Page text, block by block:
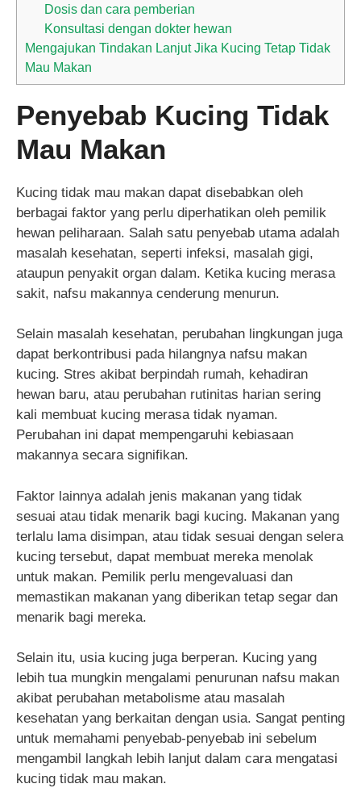
Dosis dan cara pemberian
Konsultasi dengan dokter hewan
Mengajukan Tindakan Lanjut Jika Kucing Tetap Tidak
Mau Makan
Penyebab Kucing Tidak
Mau Makan
Kucing tidak mau makan dapat disebabkan oleh
berbagai faktor yang perlu diperhatikan oleh pemilik
hewan peliharaan. Salah satu penyebab utama adalah
masalah kesehatan, seperti infeksi, masalah gigi,
ataupun penyakit organ dalam. Ketika kucing merasa
sakit, nafsu makannya cenderung menurun.
Selain masalah kesehatan, perubahan lingkungan juga
dapat berkontribusi pada hilangnya nafsu makan
kucing. Stres akibat berpindah rumah, kehadiran
hewan baru, atau perubahan rutinitas harian sering
kali membuat kucing merasa tidak nyaman.
Perubahan ini dapat mempengaruhi kebiasaan
makannya secara signifikan.
Faktor lainnya adalah jenis makanan yang tidak
sesuai atau tidak menarik bagi kucing. Makanan yang
terlalu lama disimpan, atau tidak sesuai dengan selera
kucing tersebut, dapat membuat mereka menolak
untuk makan. Pemilik perlu mengevaluasi dan
memastikan makanan yang diberikan tetap segar dan
menarik bagi mereka.
Selain itu, usia kucing juga berperan. Kucing yang
lebih tua mungkin mengalami penurunan nafsu makan
akibat perubahan metabolisme atau masalah
kesehatan yang berkaitan dengan usia. Sangat penting
untuk memahami penyebab-penyebab ini sebelum
mengambil langkah lebih lanjut dalam cara mengatasi
kucing tidak mau makan.